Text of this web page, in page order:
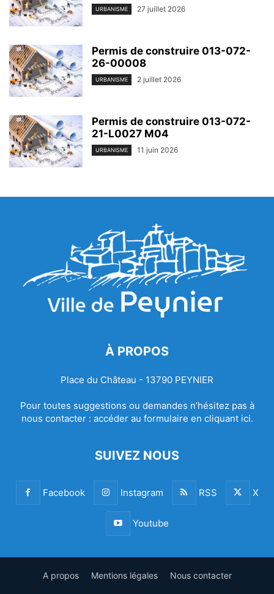
URBANISME 27 juillet 2026
Permis de construire 013-072-
26-00008
URBANISME 2 juillet 2026
Permis de construire 013-072-
21-L0027 M04
URBANISME 11 juin 2026
À PROPOS
Place du Château - 13790 PEYNIER
Pour toutes suggestions ou demandes n’hésitez pas à
nous contacter : accéder au formulaire en cliquant ici.
SUIVEZ NOUS
Facebook Instagram RSS X
Youtube
A propos Mentions légales Nous contacter